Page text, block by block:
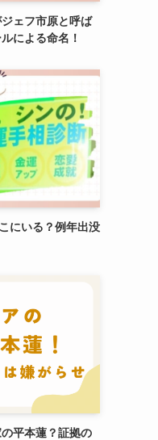
ジェフ市原と呼ば
による命名！
にいる？例年出没
平本蓮？証拠の